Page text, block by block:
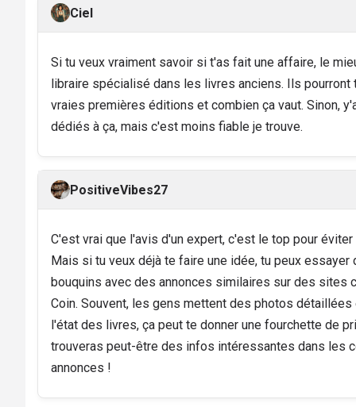
Ciel
Si tu veux vraiment savoir si t'as fait une affaire, le
libraire spécialisé dans les livres anciens. Ils
vraies premières éditions et combien ça vaut. Sinon,
dédiés à ça, mais c'est moins fiable je trouve.
PositiveVibes27
C'est vrai que l'avis d'un expert, c'est le top pour
Mais si tu veux déjà te faire une idée, tu peux essayer
bouquins avec des annonces similaires sur des sites
Coin. Souvent, les gens mettent des photos
l'état des livres, ça peut te donner une fourchette de
trouveras peut-être des infos intéressantes dans les
annonces !